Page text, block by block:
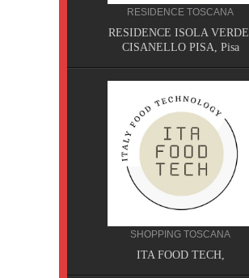
RESIDENCE TOSCANA
RESIDENCE ISOLA VERDE,
CISANELLO PISA, Pisa
SHOPPING TOSCANA
ITA FOOD TECH,